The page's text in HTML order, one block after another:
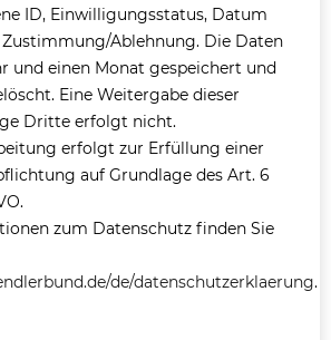
ID, Einwilligungsstatus, Datum
Ablehnung. Die Daten
und einen Monat gespeichert und
Eine Weitergabe dieser
Dritte erfolgt nicht.
erfolgt zur Erfüllung einer
auf Grundlage des Art. 6
zum Datenschutz finden Sie
de/datenschutzerklaerung.